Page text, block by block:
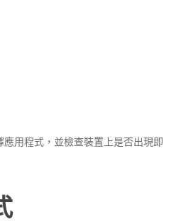
用程式，並檢查裝置上是否出現即